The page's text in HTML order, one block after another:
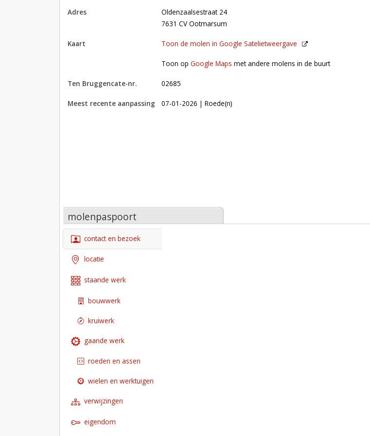
adres
Oldenzaalsestraat 24
7631 CV Ootmarsum
kaart Toon de molen in Google Satelietweergave
Toon op Google Maps met andere molens in de buurt
Toon op Google Maps met andere molens in de buurt
Ten Bruggencate-nr. 02685
Meest recente aanpassing 07-01-2026 | Roede(n)
molenpaspoort
contact en bezoek
locatie
staande werk
bouwwerk
kruiwerk
gaande werk
roeden en assen
wielen en werktuigen
verwijzingen
eigendom